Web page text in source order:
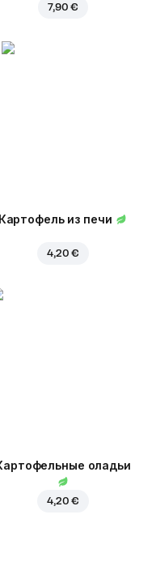
7,90 €
Картофель из печи
4,20 €
оладьи
4,20 €